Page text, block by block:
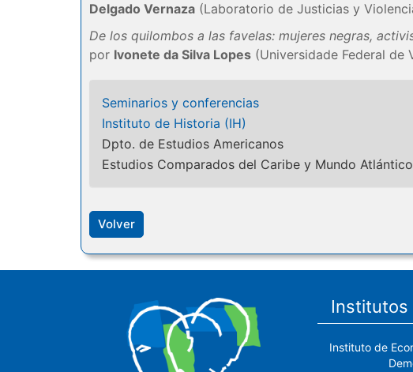
Delgado Vernaza (Laboratorio de Justicias y
De los quilombos a las favelas: mujeres negras,
por Ivonete da Silva Lopes (Universidade Federal de
Seminarios y conferencias
Instituto de Historia (IH)
Dpto. de Estudios Americanos
Estudios Comparados del Caribe y Mundo Atlántico
Volver
Institutos
Instituto de